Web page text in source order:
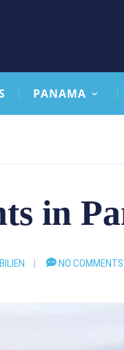
PANAMA
in
NO COMMENTS